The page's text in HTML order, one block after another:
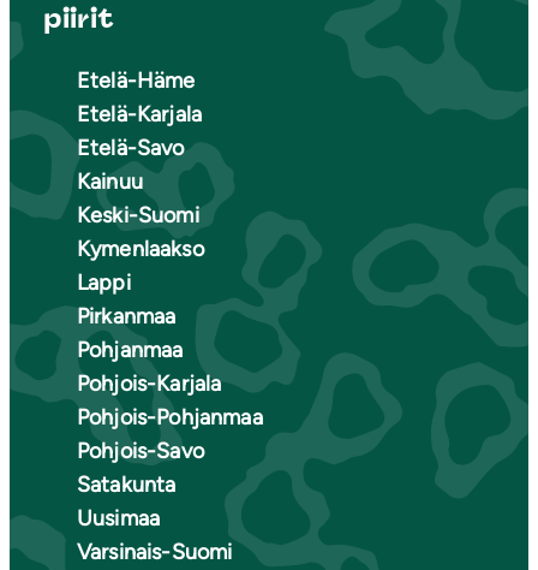
piirit
Etelä-Häme
Etelä-Karjala
Etelä-Savo
Kainuu
Keski-Suomi
Kymenlaakso
Lappi
Pirkanmaa
Pohjanmaa
Pohjois-Karjala
Pohjois-Pohjanmaa
Pohjois-Savo
Satakunta
Uusimaa
Varsinais-Suomi